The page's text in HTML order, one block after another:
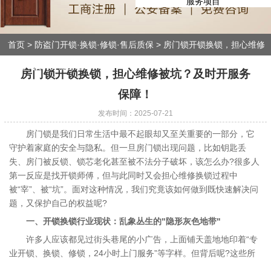
首页> 防盗门开锁·换锁·修锁·售后质保 > 房门锁开锁换锁，担心维修
被坑？及时开服务保障！
房门锁开锁换锁，担心维修被坑？及时开服务
保障！
发布时间：2025-07-21
房门锁是我们日常生活中最不起眼却又至关重要的一部分，它
守护着家庭的安全与隐私。但一旦房门锁出现问题，比如钥匙丢
失、房门被反锁、锁芯老化甚至被不法分子破坏，该怎么办?很多人
第一反应是找开锁师傅，但与此同时又会担心维修换锁过程中
被“宰”、被“坑”。面对这种情况，我们究竟该如何做到既快速解决问
题，又保护自己的权益呢?
一、开锁换锁行业现状：乱象丛生的"隐形灰色地带"
许多人应该都见过街头巷尾的小广告，上面铺天盖地地印着“专
业开锁、换锁、修锁，24小时上门服务”等字样。但背后呢?这些所